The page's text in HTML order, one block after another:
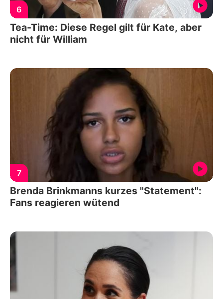
6
Tea-Time: Diese Regel gilt für Kate, aber
nicht für William
7
Brenda Brinkmanns kurzes "Statement":
Fans reagieren wütend